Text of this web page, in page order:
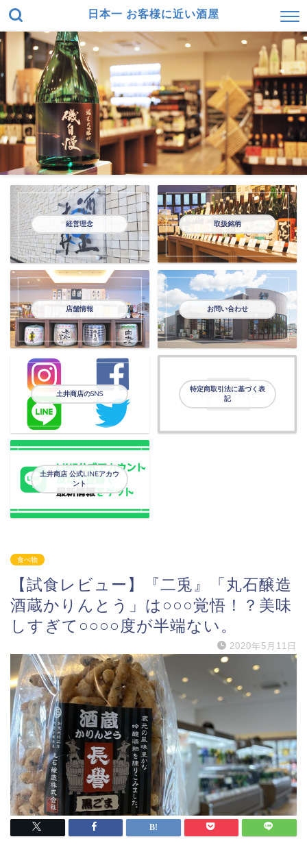
日本一 お客様に近い酒屋
経営理念 取扱銘柄
店舗情報 お問い合わせ
土井商店のSNS
特定商取引法に基づく表
記
土井商店 公式LINEアカウ
ント
食べ物
【試食レビュー】『二兎』「丸石醸造
酒蔵かりんとう」は○○○覚悟！？美味
しすぎて○○○○度が半端ない。
2020年5月11日